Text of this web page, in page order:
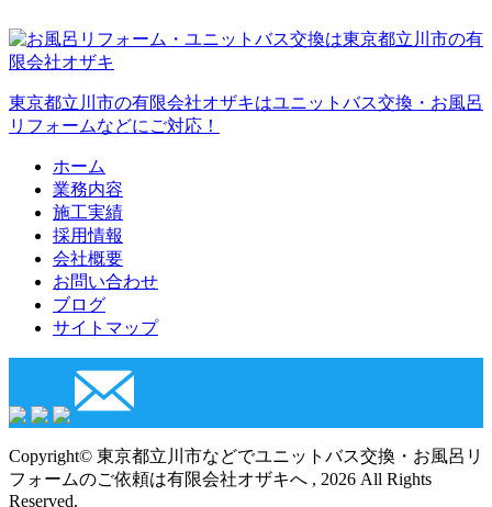
東京都立川市の有限会社オザキはユニットバス交換・お風呂
リフォームなどにご対応！
ホーム
業務内容
施工実績
採用情報
会社概要
お問い合わせ
ブログ
サイトマップ
Copyright© 東京都立川市などでユニットバス交換・お風呂リ
フォームのご依頼は有限会社オザキへ , 2026 All Rights
Reserved.